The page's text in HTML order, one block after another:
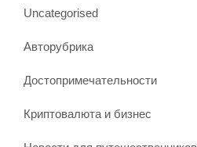
Uncategorised
Авторубрика
Достопримечательности
Криптовалюта и бизнес